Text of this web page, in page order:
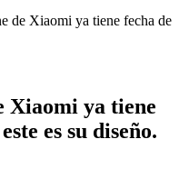
de Xiaomi ya tiene fecha de
Xiaomi ya tiene
es su diseño.